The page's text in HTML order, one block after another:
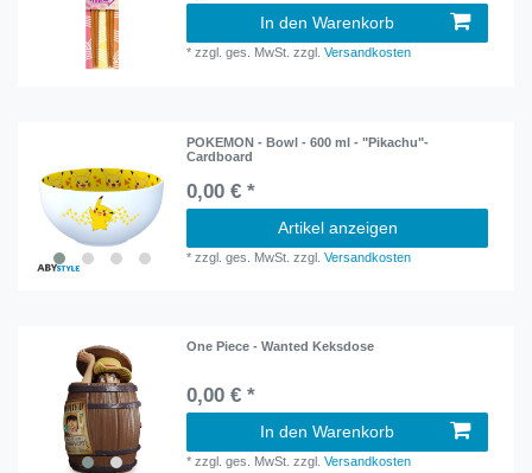
In den Warenkorb
*zzgl. ges. MwSt. zzgl.Versandkosten
POKEMON - Bowl - 600 ml - "Pikachu"-
Cardboard
0,00 € *
Artikel anzeigen
*zzgl. ges. MwSt. zzgl.Versandkosten
One Piece - Wanted Keksdose
0,00 € *
In den Warenkorb
*zzgl. ges. MwSt. zzgl.Versandkosten